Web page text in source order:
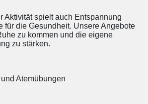
Aktivität spielt auch Entspannung
für die Gesundheit. Unsere Angebote
zu kommen und die eigene
zu stärken.
Atemübungen